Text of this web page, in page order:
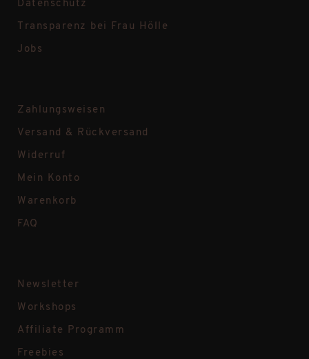
Datenschutz
Transparenz bei Frau Hölle
Jobs
Zahlungsweisen
Versand & Rückversand
Widerruf
Mein Konto
Warenkorb
FAQ
Newsletter
Workshops
Affiliate Programm
Freebies